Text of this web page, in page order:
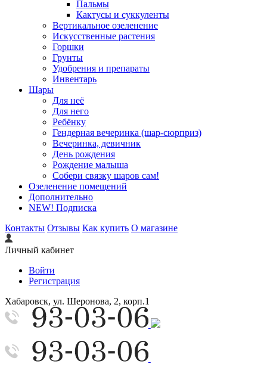
Пальмы
Кактусы и суккуленты
Вертикальное озеленение
Искусственные растения
Горшки
Грунты
Удобрения и препараты
Инвентарь
Шары
Для неё
Для него
Ребёнку
Гендерная вечеринка (шар-сюрприз)
Вечеринка, девичник
День рождения
Рождение малыша
Собери связку шаров сам!
Озеленение помещений
Дополнительно
NEW! Подписка
Контакты Отзывы Как купить О магазине
Личный кабинет
Войти
Регистрация
Хабаровск, ул. Шеронова, 2, корп.1